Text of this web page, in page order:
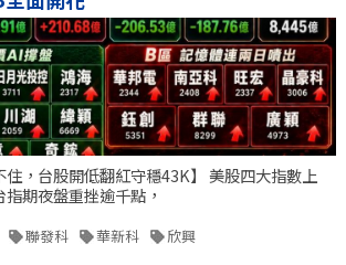
住，台股開低翻紅守穩43K】 美股四大指數上
期夜盤重挫逾千點，
聯發科 華新科 欣興